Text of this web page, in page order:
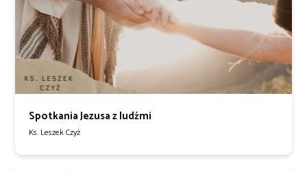
Spotkania Jezusa z ludźmi
Ks. Leszek Czyż